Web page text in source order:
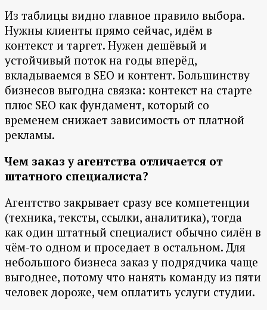
Из таблицы видно главное правило выбора.
Нужны клиенты прямо сейчас, идём в
контекст и таргет. Нужен дешёвый и
устойчивый поток на годы вперёд,
вкладываемся в SEO и контент. Большинству
бизнесов выгодна связка: контекст на старте
плюс SEO как фундамент, который со
временем снижает зависимость от платной
рекламы.
Чем заказ у агентства отличается от
штатного специалиста?
Агентство закрывает сразу все компетенции
(техника, тексты, ссылки, аналитика), тогда
как один штатный специалист обычно силён в
чём-то одном и проседает в остальном. Для
небольшого бизнеса заказ у подрядчика чаще
выгоднее, потому что нанять команду из пяти
человек дороже, чем оплатить услуги студии.